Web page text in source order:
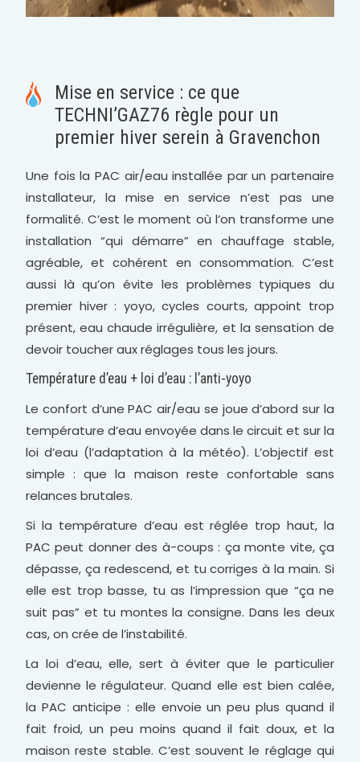
Mise en service : ce que
TECHNI’GAZ76 règle pour un
premier hiver serein à Gravenchon
Une fois la PAC air/eau installée par un partenaire
installateur, la mise en service n’est pas une
formalité. C’est le moment où l’on transforme une
installation “qui démarre” en chauffage stable,
agréable, et cohérent en consommation. C’est
aussi là qu’on évite les problèmes typiques du
premier hiver : yoyo, cycles courts, appoint trop
présent, eau chaude irrégulière, et la sensation de
devoir toucher aux réglages tous les jours.
Température d’eau + loi d’eau : l’anti-yoyo
Le confort d’une PAC air/eau se joue d’abord sur la
température d’eau envoyée dans le circuit et sur la
loi d’eau (l’adaptation à la météo). L’objectif est
simple : que la maison reste confortable sans
relances brutales.
Si la température d’eau est réglée trop haut, la
PAC peut donner des à-coups : ça monte vite, ça
dépasse, ça redescend, et tu corriges à la main. Si
elle est trop basse, tu as l’impression que “ça ne
suit pas” et tu montes la consigne. Dans les deux
cas, on crée de l’instabilité.
La loi d’eau, elle, sert à éviter que le particulier
devienne le régulateur. Quand elle est bien calée,
la PAC anticipe : elle envoie un peu plus quand il
fait froid, un peu moins quand il fait doux, et la
maison reste stable. C’est souvent le réglage qui